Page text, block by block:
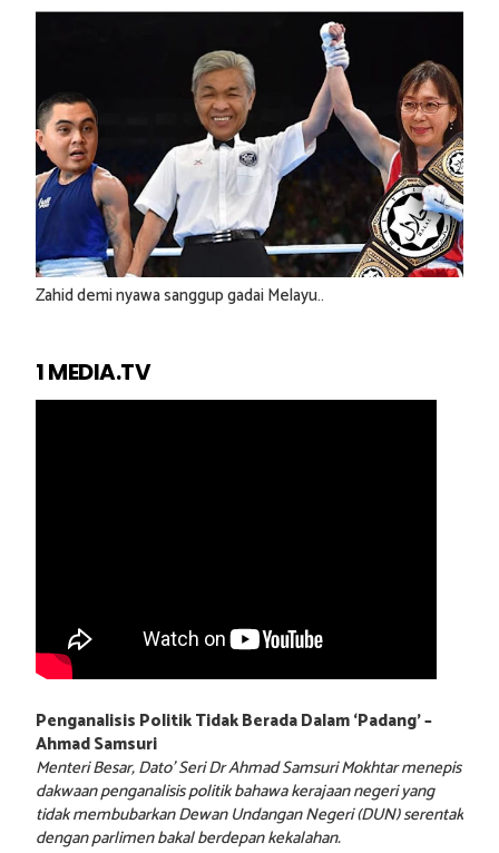
Zahid demi nyawa sanggup gadai Melayu..
1 MEDIA.TV
Penganalisis Politik Tidak Berada Dalam ‘Padang’ –
Ahmad Samsuri
Menteri Besar, Dato’ Seri Dr Ahmad Samsuri Mokhtar menepis
dakwaan penganalisis politik bahawa kerajaan negeri yang
tidak membubarkan Dewan Undangan Negeri (DUN) serentak
dengan parlimen bakal berdepan kekalahan.